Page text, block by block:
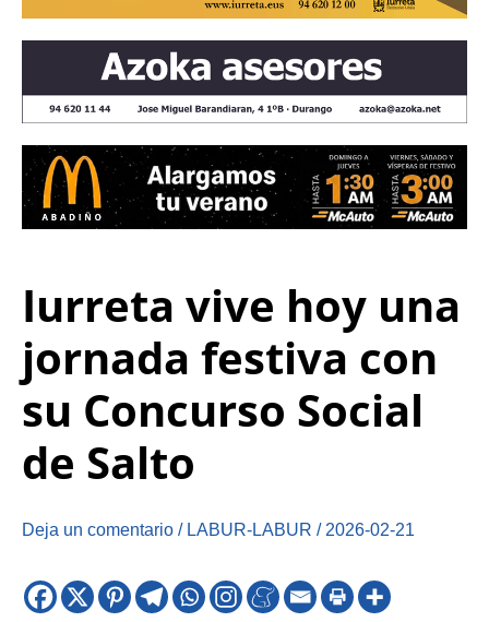
Iurreta vive hoy una
jornada festiva con
su Concurso Social
de Salto
Deja un comentario / LABUR-LABUR / 2026-02-21